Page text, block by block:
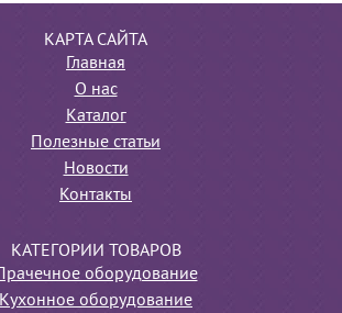
КАРТА САЙТА
Главная
О нас
Каталог
Полезные статьи
Новости
Контакты
КАТЕГОРИИ ТОВАРОВ
Прачечное оборудование
Кухонное оборудование